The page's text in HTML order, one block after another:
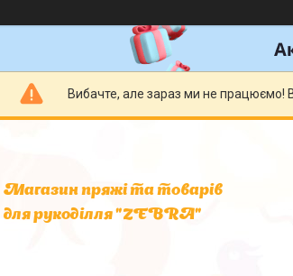
Вибачте, але зараз ми не працюємо!
Магазин пряжі та товарів
для рукоділля "ZEBRA"